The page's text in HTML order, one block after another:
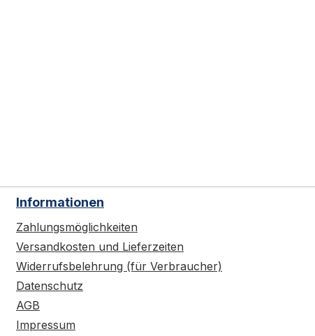
Informationen
Zahlungsmöglichkeiten
Versandkosten und Lieferzeiten
Widerrufsbelehrung (für Verbraucher)
Datenschutz
AGB
Impressum